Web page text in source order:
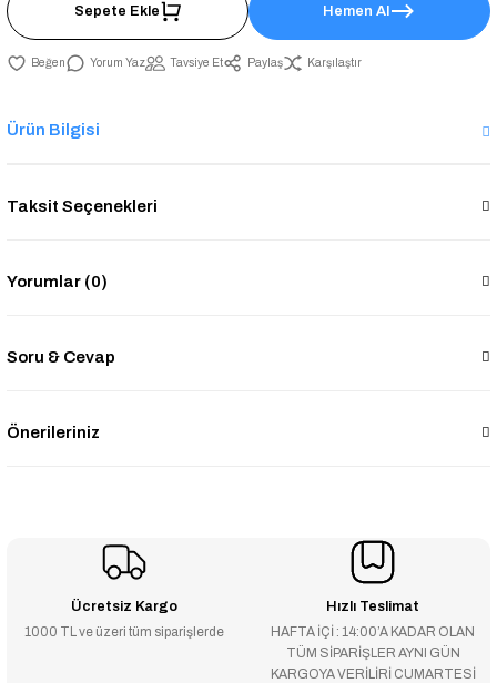
Sepete Ekle Hemen Al
Yorum Yaz Tavsiye Et Paylaş Karşılaştır
Ürün Bilgisi
Taksit Seçenekleri
Yorumlar (0)
Soru & Cevap
Önerileriniz
Ücretsiz Kargo
1000 TL ve üzeri tüm siparişlerde
Hızlı Teslimat
HAFTA İÇİ : 14:00’A KADAR OLAN
TÜM SİPARİŞLER AYNI GÜN
KARGOYA VERİLİRİ CUMARTESİ